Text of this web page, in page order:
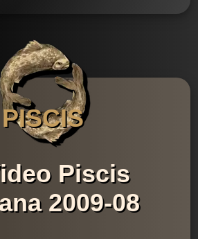
PISCIS
Piscis
2009-08